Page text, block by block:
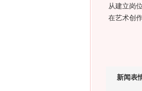
从建立岗
在艺术创
新闻表